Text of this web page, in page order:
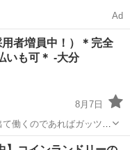
Ad
者増員中！）＊完全
いも可＊ -大分
8月7日
働くのであればガッツリ
室